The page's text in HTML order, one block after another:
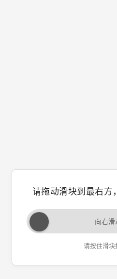
请拖动滑块到最右方
向右滑
请按住滑块